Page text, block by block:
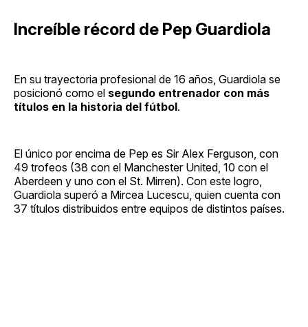
Increíble récord de Pep Guardiola
En su trayectoria profesional de 16 años, Guardiola se
posicionó como el segundo entrenador con más
títulos en la historia del fútbol.
El único por encima de Pep es Sir Alex Ferguson, con
49 trofeos (38 con el Manchester United, 10 con el
Aberdeen y uno con el St. Mirren). Con este logro,
Guardiola superó a Mircea Lucescu, quien cuenta con
37 títulos distribuidos entre equipos de distintos países.